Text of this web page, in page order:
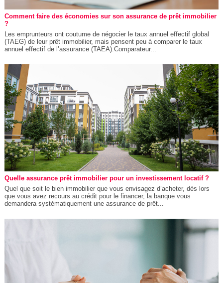
Comment faire des économies sur son assurance de prêt immobilier
?
Les emprunteurs ont coutume de négocier le taux annuel effectif global
(TAEG) de leur prêt immobilier, mais pensent peu à comparer le taux
annuel effectif de l’assurance (TAEA).Comparateur...
Quelle assurance prêt immobilier pour un investissement locatif ?
Quel que soit le bien immobilier que vous envisagez d’acheter, dès lors
que vous avez recours au crédit pour le financer, la banque vous
demandera systématiquement une assurance de prêt...